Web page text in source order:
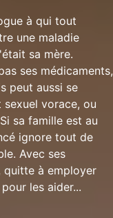
à qui tout
une maladie
sa mère.
ses médicaments,
peut aussi se
vorace, ou
sa famille est au
ignore tout de
Avec ses
quitte à employer
les aider...